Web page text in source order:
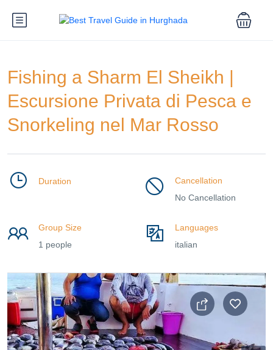
Fishing a Sharm El Sheikh |
Escursione Privata di Pesca e
Snorkeling nel Mar Rosso
Duration
Cancellation
No Cancellation
Group Size
1 people
Languages
italian